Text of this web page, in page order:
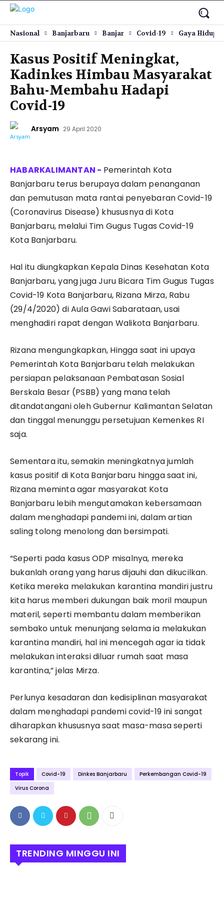
Nasional Banjarbaru Banjar Covid-19 Gaya Hidup
Kasus Positif Meningkat,
Kadinkes Himbau Masyarakat
Bahu-Membahu Hadapi
Covid-19
Arsyam 29 April 2020
Pemerintah Kota
Banjarbaru terus berupaya dalam penanganan
dan pemutusan mata rantai penyebaran Covid-19
(Coronavirus Disease) khususnya di Kota
Banjarbaru, melalui Tim Gugus Tugas Covid-19
Kota Banjarbaru.
Hal itu diungkapkan Kepala Dinas Kesehatan Kota
Banjarbaru, yang juga Juru Bicara Tim Gugus Tugas
Covid-19 Kota Banjarbaru, Rizana Mirza, Rabu
(29/4/2020) di Aula Gawi Sabarataan, usai
menghadiri rapat dengan Walikota Banjarbaru.
Rizana mengungkapkan, Hingga saat ini upaya
Pemerintah Kota Banjarbaru telah melakukan
persiapan pelaksanaan Pembatasan Sosial
Berskala Besar (PSBB) yang mana telah
ditandatangani oleh Gubernur Kalimantan Selatan
dan tinggal menunggu persetujuan Kemenkes RI
saja.
Sementara itu, semakin meningkatnya jumlah
kasus positif di Kota Banjarbaru hingga saat ini,
Rizana meminta agar masyarakat Kota
Banjarbaru lebih mengutamakan kebersamaan
dalam menghadapi pandemi ini, dalam artian
saling tolong menolong dan bersimpati.
“Seperti pada kasus ODP misalnya, mereka
bukanlah orang yang harus dijauhi dan dikucilkan.
Ketika mereka melakukan karantina mandiri justru
kita harus memberi dukungan baik moril maupun
materil, seperti membantu dalam memberikan
sembako untuk menunjang selama ia melakukan
karantina mandiri, hal ini mencegah agar ia tidak
melakukan interaksi diluar rumah saat masa
karantina,” jelas Mirza.
Perlunya kesadaran dan kedisiplinan masyarakat
dalam menghadapi pandemi covid-19 ini sangat
diharapkan khususnya saat masa-masa seperti
sekarang ini.
Topik Covid-19 Dinkes Banjarbaru
Perkembangan Covid-19
Virus Corona
TRENDING MINGGU INI